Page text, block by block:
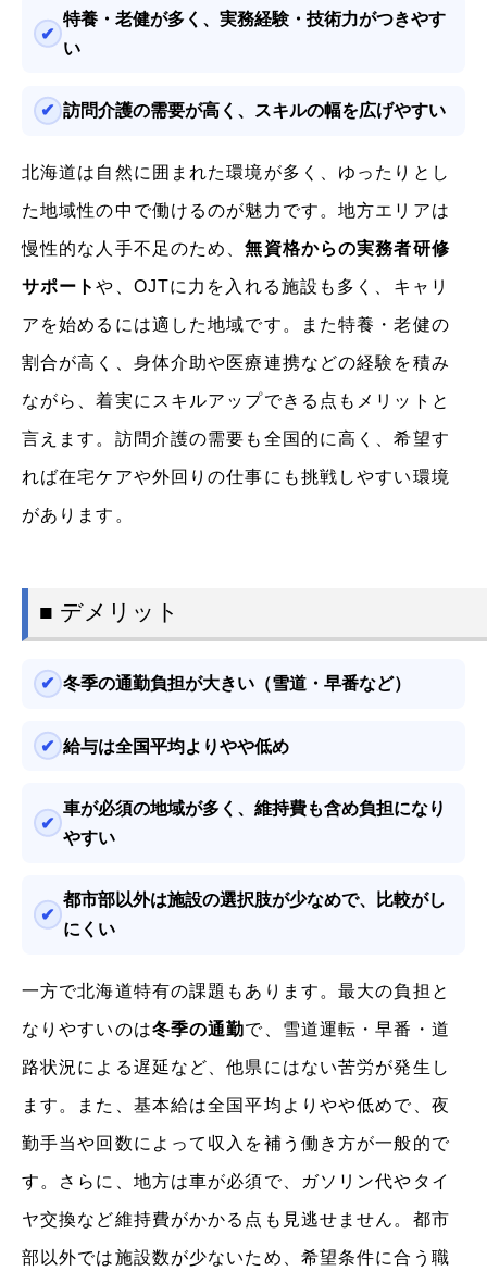
特養・老健が多く、実務経験・技術力がつきやす
い
訪問介護の需要が高く、スキルの幅を広げやすい
北海道は自然に囲まれた環境が多く、ゆったりとし
た地域性の中で働けるのが魅力です。地方エリアは
慢性的な人手不足のため、無資格からの実務者研修
サポートや、OJTに力を入れる施設も多く、キャリ
アを始めるには適した地域です。また特養・老健の
割合が高く、身体介助や医療連携などの経験を積み
ながら、着実にスキルアップできる点もメリットと
言えます。訪問介護の需要も全国的に高く、希望す
れば在宅ケアや外回りの仕事にも挑戦しやすい環境
があります。
■ デメリット
冬季の通勤負担が大きい（雪道・早番など）
給与は全国平均よりやや低め
車が必須の地域が多く、維持費も含め負担になり
やすい
都市部以外は施設の選択肢が少なめで、比較がし
にくい
一方で北海道特有の課題もあります。最大の負担と
なりやすいのは冬季の通勤で、雪道運転・早番・道
路状況による遅延など、他県にはない苦労が発生し
ます。また、基本給は全国平均よりやや低めで、夜
勤手当や回数によって収入を補う働き方が一般的で
す。さらに、地方は車が必須で、ガソリン代やタイ
ヤ交換など維持費がかかる点も見逃せません。都市
部以外では施設数が少ないため、希望条件に合う職